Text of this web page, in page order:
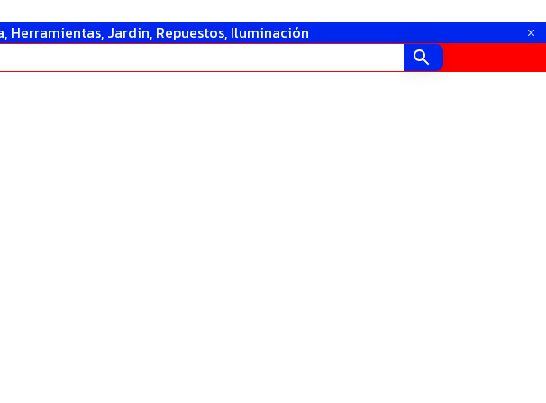
Herramientas, Jardin, Repuestos, Iluminación